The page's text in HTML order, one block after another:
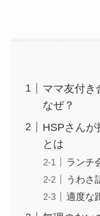
ママ友付き
なぜ？
HSPさんが
とは
ランチ
うわさ
適度な